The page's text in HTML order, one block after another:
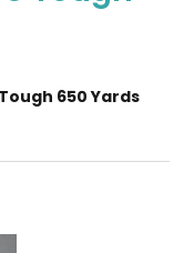
650 Yards